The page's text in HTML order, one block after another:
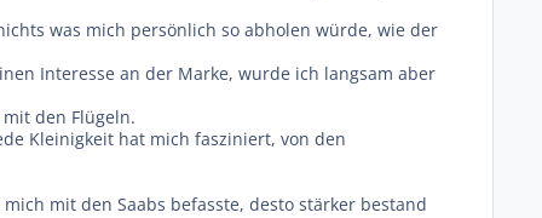
was mich persönlich so abholen würde, wie der
Interesse an der Marke, wurde ich langsam aber
den Flügeln.
Kleinigkeit hat mich fasziniert, von den
mit den Saabs befasste, desto stärker bestand